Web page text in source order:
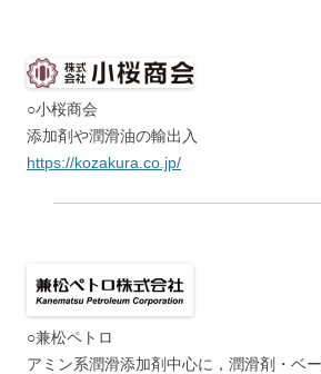
○小桜商会
添加剤や潤滑油の輸出入
https://kozakura.co.jp/
○兼松ペトロ
アミン系潤滑添加剤中心に，潤滑剤・ベ